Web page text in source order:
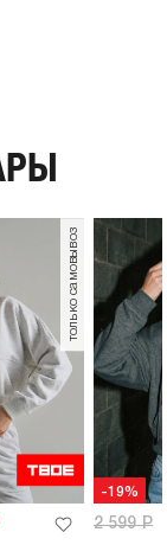
только самовывоз
-19%
2 599Р